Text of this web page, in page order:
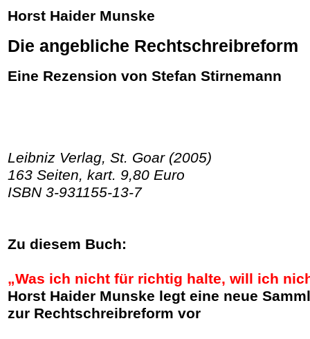
Horst Haider Munske
Die angebliche Rechtschreibreform
Eine Rezension von Stefan Stirnemann
Leibniz Verlag, St. Goar (2005)
163 Seiten, kart. 9,80 Euro
ISBN 3-931155-13-7
Zu diesem Buch:
„Was ich nicht für richtig halte, will ich
Horst Haider Munske legt eine neue
zur Rechtschreibreform vor